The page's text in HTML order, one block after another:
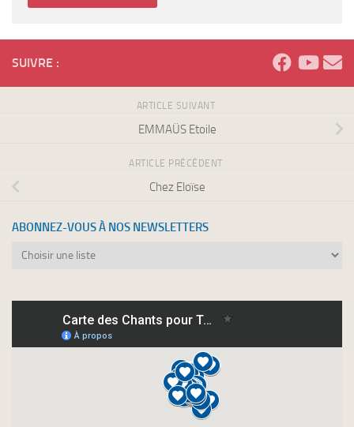
SUIVRE :
ARTICLE SUIVANT
EMMAÜS Etoile
ARTICLE PRÉCÉDENT
Chez Eloïse
ABONNEZ-VOUS À NOS NEWSLETTERS
Abonnez-
newsletters